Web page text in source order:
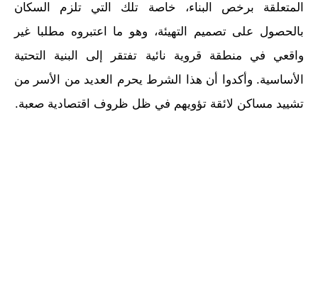
المتعلقة برخص البناء، خاصة تلك التي تلزم السكان
بالحصول على تصميم التهيئة، وهو ما اعتبروه مطلبا غير
واقعي في منطقة قروية نائية تفتقر إلى البنية التحتية
الأساسية. وأكدوا أن هذا الشرط يحرم العديد من الأسر من
تشييد مساكن لائقة تؤويهم في ظل ظروف اقتصادية صعبة.